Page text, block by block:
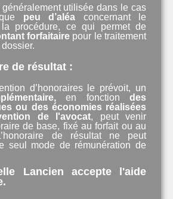
utilisée dans le cas
peu d’aléa concernant le
procédure, ce qui permet de
forfaitaire pour le traitement
de résultat :
d’honoraires le prévoit, un
en fonction des
ou des économies réalisées
de l'avocat, peut venir
de base, fixé au forfait ou au
de résultat ne peut
seul mode de rémunération de
Lancien accepte l'aide